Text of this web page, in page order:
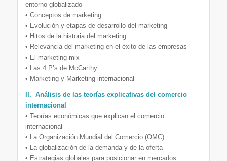
entorno globalizado
• Conceptos de marketing
• Evolución y etapas de desarrollo del marketing
• Hitos de la historia del marketing
• Relevancia del marketing en el éxito de las empresas
• El marketing mix
• Las 4 P’s de McCarthy
• Marketing y Marketing internacional
II. Análisis de las teorías explicativas del comercio
internacional
• Teorías económicas que explican el comercio
internacional
• La Organización Mundial del Comercio (OMC)
• La globalización de la demanda y de la oferta
• Estrategias globales para posicionar en mercados